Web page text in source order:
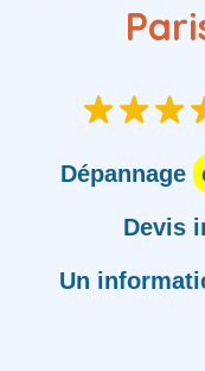
Dépannage
Devis
Un